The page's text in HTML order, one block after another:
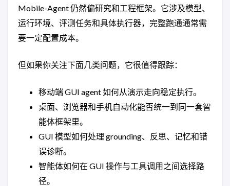
Mobile-Agent 仍然偏研究和工程框架。它涉及模型、
运行环境、评测任务和具体执行器，完整跑通通常需
要一定配置成本。
但如果你关注下面几类问题，它很值得跟踪：
移动端 GUI agent 如何从演示走向稳定执行。
桌面、浏览器和手机自动化能否统一到同一套智
能体框架里。
GUI 模型如何处理 grounding、反思、记忆和错
误诊断。
智能体如何在 GUI 操作与工具调用之间选择路
径。